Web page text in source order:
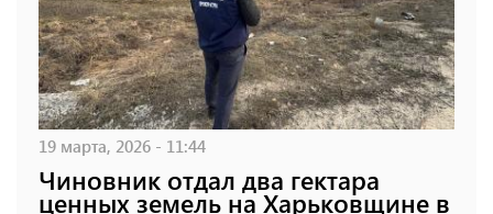
19 марта, 2026 - 11:44
Чиновник отдал два гектара
ценных земель на Харьковщине в